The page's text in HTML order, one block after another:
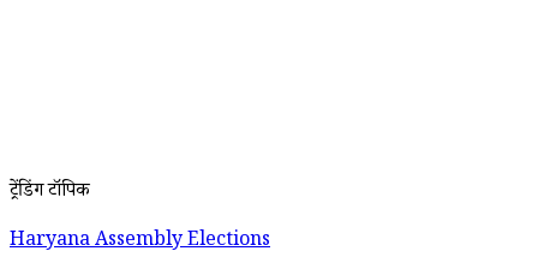
ट्रेंडिंग टॉपिक
Haryana Assembly Elections